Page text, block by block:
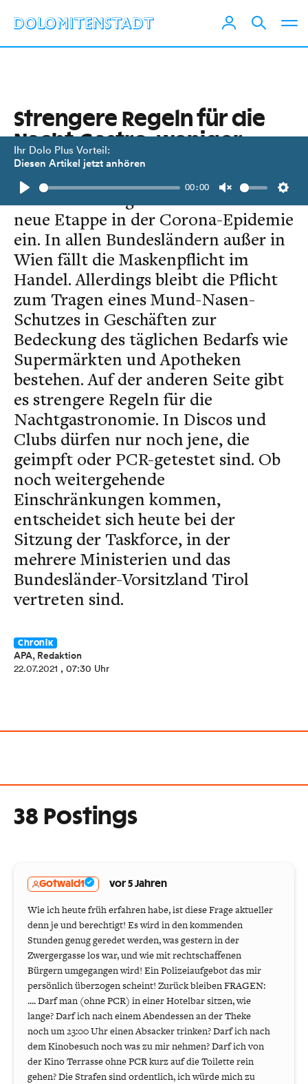
Ihr Dolo Plus Vorteil:
Diesen Artikel jetzt anhören
Play
00:00
Unmute
Strengere Regeln für die
Nacht-Gastro, weniger
Masken
Der Donnerstag läutet wieder eine
neue Etappe in der Corona-Epidemie
ein. In allen Bundesländern außer in
Wien fällt die Maskenpflicht im
Handel. Allerdings bleibt die Pflicht
zum Tragen eines Mund-Nasen-
Schutzes in Geschäften zur
Bedeckung des täglichen Bedarfs wie
Supermärkten und Apotheken
bestehen. Auf der anderen Seite gibt
es strengere Regeln für die
Nachtgastronomie. In Discos und
Clubs dürfen nur noch jene, die
geimpft oder PCR-getestet sind. Ob
noch weitergehende
Einschränkungen kommen,
entscheidet sich heute bei der
Sitzung der Taskforce, in der
mehrere Ministerien und das
Bundesländer-Vorsitzland Tirol
vertreten sind.
Chronik
APA, Redaktion
22.07.2021 , 07:30 Uhr
38 Postings
Gotwald1 vor 5 Jahren
Wie ich heute früh erfahren habe, ist diese Frage aktueller
denn je und berechtigt! Es wird in den kommenden
Stunden genug geredet werden, was gestern in der
Zwergergasse los war, und wie mit rechtschaffenen
Bürgern umgegangen wird! Ein Polizeiaufgebot das mir
persönlich überzogen scheint! Zurück bleiben FRAGEN:
.... Darf man (ohne PCR) in einer Hotelbar sitzen, wie
lange? Darf ich nach einem Abendessen an der Theke
noch um 23:00 Uhr einen Absacker trinken? Darf ich nach
dem Kinobesuch noch was zu mir nehmen? Darf ich von
der Kino Terrasse ohne PCR kurz auf die Toilette rein
gehen? Die Strafen sind ordentlich, ich würde mich zu